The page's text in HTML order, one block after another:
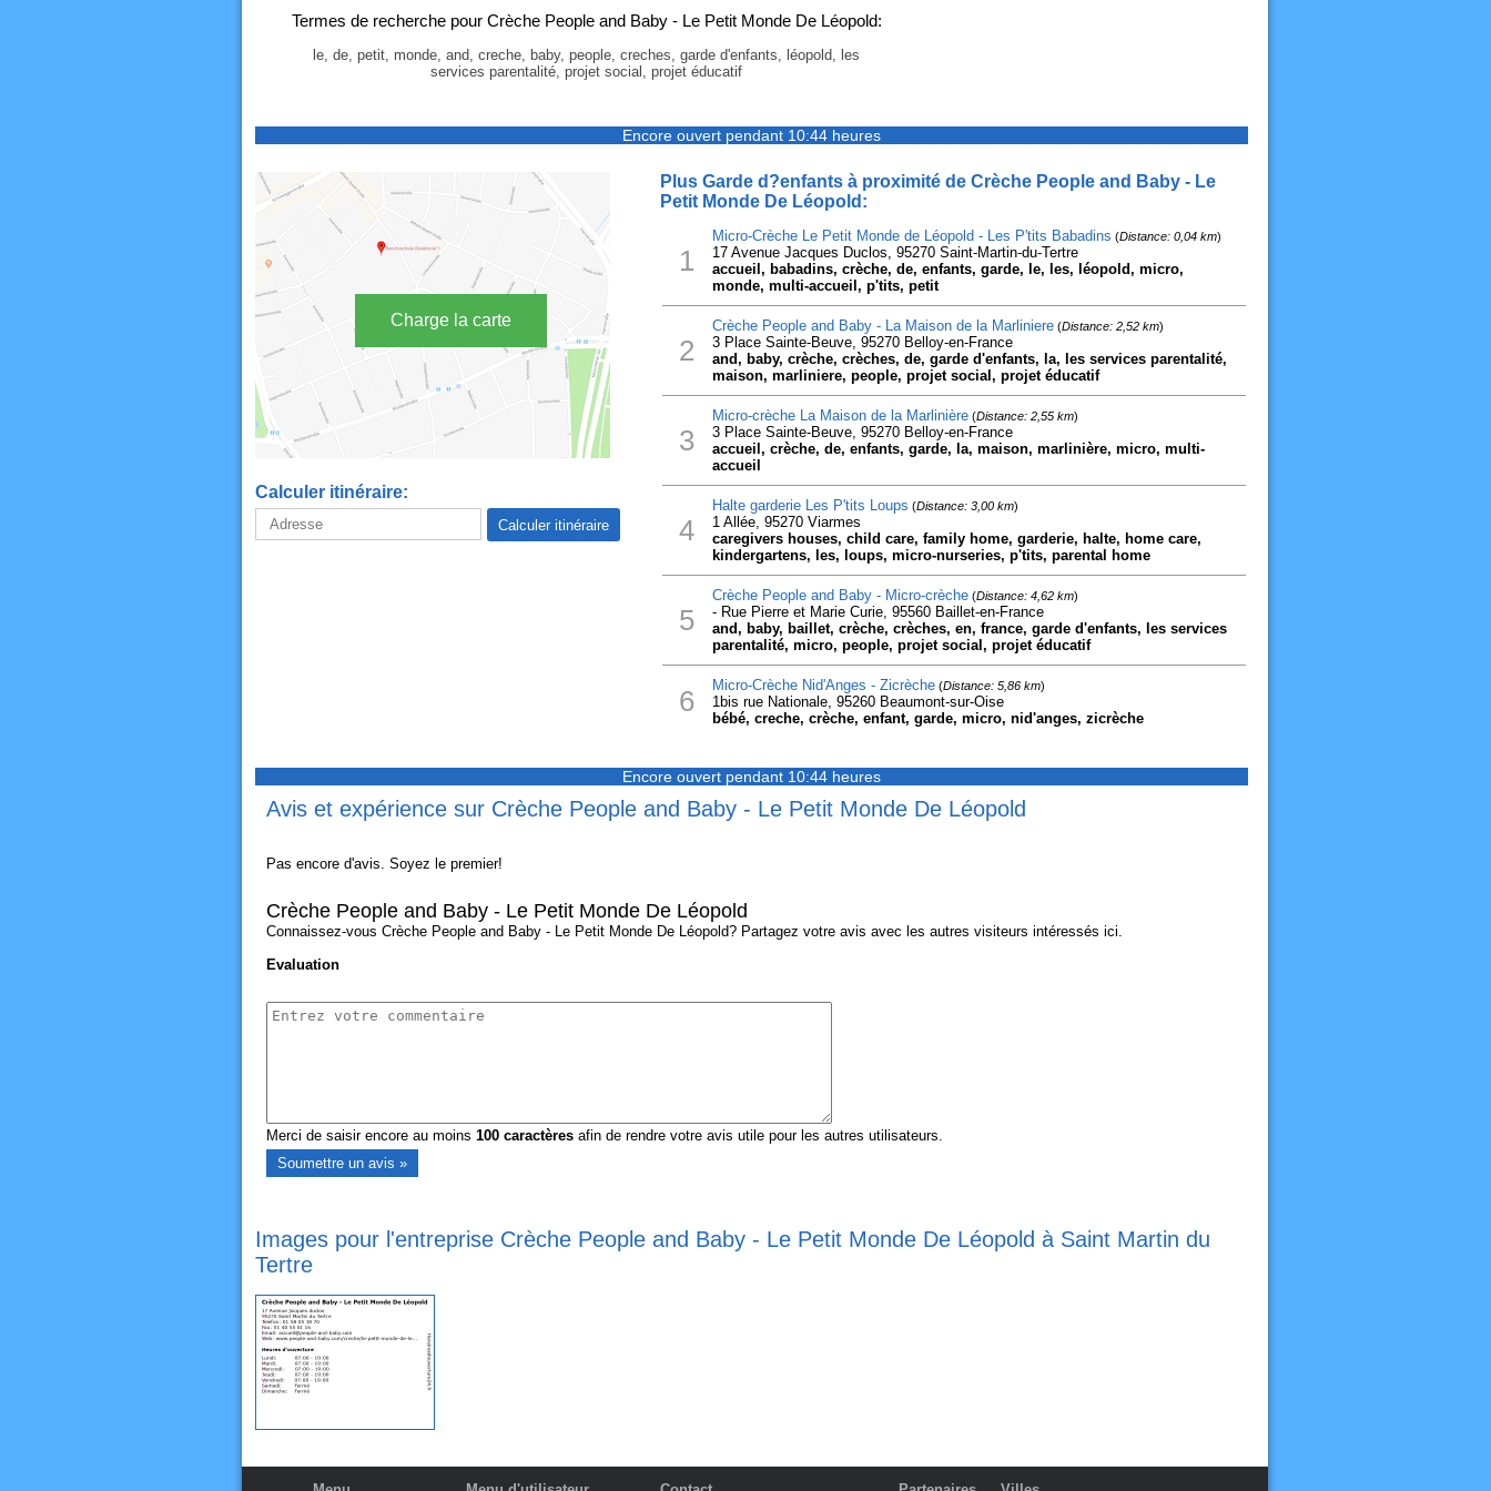
Termes de recherche pour Crèche People and Baby - Le Petit Monde De Léopold:
le, de, petit, monde, and, creche, baby, people, creches, garde d'enfants, léopold, les
services parentalité, projet social, projet éducatif
Encore ouvert pendant 10:44 heures
Charge la carte
Calculer itinéraire:
Plus Garde d?enfants à proximité de Crèche People and Baby - Le
Petit Monde De Léopold:
1
Micro-Crèche Le Petit Monde de Léopold - Les P'tits Babadins (Distance: 0,04 km)
17 Avenue Jacques Duclos, 95270 Saint-Martin-du-Tertre
accueil, babadins, crèche, de, enfants, garde, le, les, léopold, micro,
monde, multi-accueil, p'tits, petit
2
Crèche People and Baby - La Maison de la Marliniere(Distance: 2,52 km)
3 Place Sainte-Beuve, 95270 Belloy-en-France
and, baby, crèche, crèches, de, garde d'enfants, la, les services parentalité,
maison, marliniere, people, projet social, projet éducatif
3
Micro-crèche La Maison de la Marlinière(Distance: 2,55 km)
3 Place Sainte-Beuve, 95270 Belloy-en-France
accueil, crèche, de, enfants, garde, la, maison, marlinière, micro, multi-
accueil
4
Halte garderie Les P'tits Loups (Distance: 3,00 km)
1 Allée, 95270 Viarmes
caregivers houses, child care, family home, garderie, halte, home care,
kindergartens, les, loups, micro-nurseries, p'tits, parental home
5
Crèche People and Baby - Micro-crèche(Distance: 4,62 km)
- Rue Pierre et Marie Curie, 95560 Baillet-en-France
and, baby, baillet, crèche, crèches, en, france, garde d'enfants, les services
parentalité, micro, people, projet social, projet éducatif
6 Micro-Crèche Nid'Anges - Zicrèche(Distance: 5,86 km)
1bis rue Nationale, 95260 Beaumont-sur-Oise
bébé, creche, crèche, enfant, garde, micro, nid'anges, zicrèche
Encore ouvert pendant 10:44 heures
Avis et expérience sur Crèche People and Baby - Le Petit Monde De Léopold
Pas encore d'avis. Soyez le premier!
Crèche People and Baby - Le Petit Monde De Léopold
Connaissez-vous Crèche People and Baby - Le Petit Monde De Léopold? Partagez votre avis avec les autres visiteurs intéressés ici.
Evaluation
Merci de saisir encore au moins 100caractèresafin de rendre votre avis utile pour les autres utilisateurs.
Images pour l'entreprise Crèche People and Baby - Le Petit Monde De Léopold à Saint Martin du
Tertre